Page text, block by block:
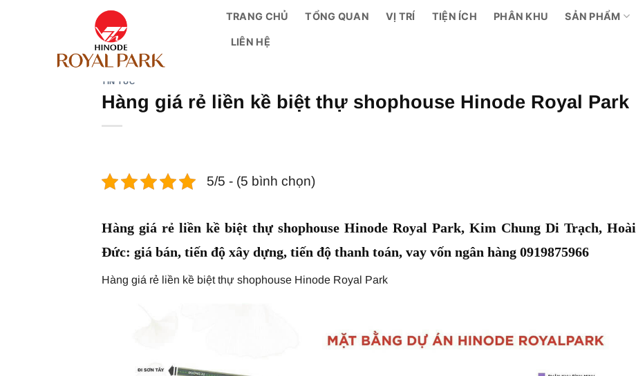
TRANG CHỦ TỔNG QUAN VỊ TRÍ TIỆN ÍCH PHÂN KHU SẢN PHẨM
LIÊN HỆ
TIN TỨC
Hàng giá rẻ liền kề biệt thự shophouse Hinode Royal Park
5/5 - (5 bình chọn)
Hàng giá rẻ liền kề biệt thự shophouse Hinode Royal Park, Kim Chung Di Trạch, Hoài
Đức: giá bán, tiến độ xây dựng, tiến độ thanh toán, vay vốn ngân hàng 0919875966
Hàng giá rẻ liền kề biệt thự shophouse Hinode Royal Park